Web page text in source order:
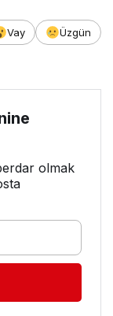
Vay
Üzgün
olmak